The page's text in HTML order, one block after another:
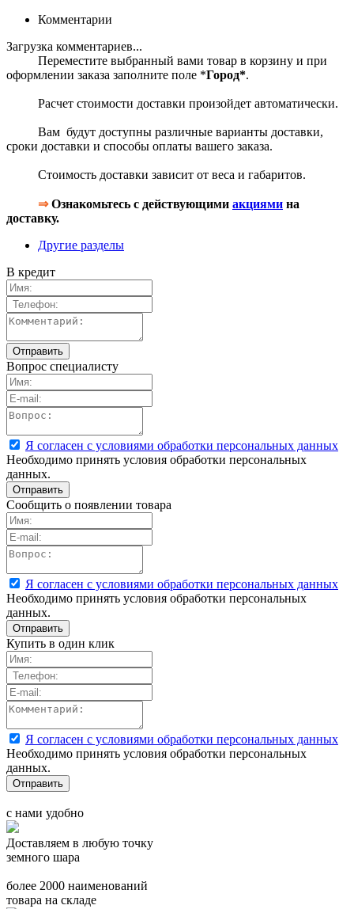
Комментарии
Загрузка комментариев...
Переместите выбранный вами товар в корзину и при
оформлении заказа заполните поле *Город*.
Расчет стоимости доставки произойдет автоматически.
Вам будут доступны различные варианты доставки,
сроки доставки и способы оплаты вашего заказа.
Стоимость доставки зависит от веса и габаритов.
⇒Ознакомьтесь с действующими акциями на
доставку.
Другие разделы
В кредит
Вопрос специалисту
Я согласен с условиями обработки персональных данных
Необходимо принять условия обработки персональных
данных.
Сообщить о появлении товара
Я согласен с условиями обработки персональных данных
Необходимо принять условия обработки персональных
данных.
Купить в один клик
Я согласен с условиями обработки персональных данных
Необходимо принять условия обработки персональных
данных.
с нами удобно
Доставляем в любую точку
земного шара
более 2000 наименований
товара на складе